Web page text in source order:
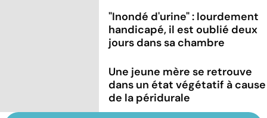
"Inondé d'urine" : lourdement
handicapé, il est oublié deux
jours dans sa chambre
Une jeune mère se retrouve
dans un état végétatif à cause
de la péridurale